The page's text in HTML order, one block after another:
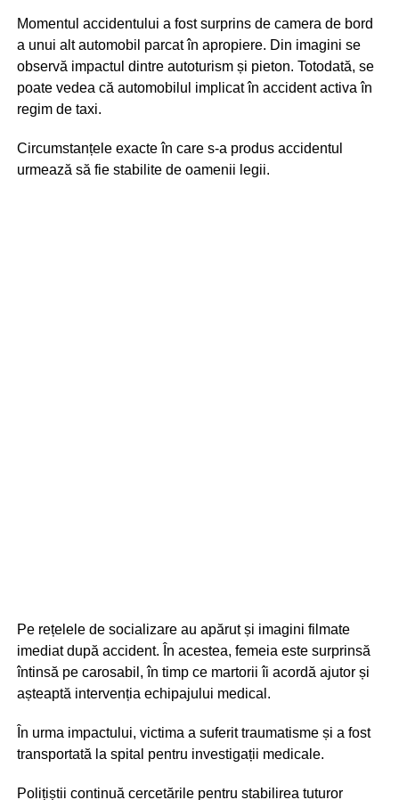
Momentul accidentului a fost surprins de camera de bord
a unui alt automobil parcat în apropiere. Din imagini se
observă impactul dintre autoturism și pieton. Totodată, se
poate vedea că automobilul implicat în accident activa în
regim de taxi.
Circumstanțele exacte în care s-a produs accidentul
urmează să fie stabilite de oamenii legii.
Pe rețelele de socializare au apărut și imagini filmate
imediat după accident. În acestea, femeia este surprinsă
întinsă pe carosabil, în timp ce martorii îi acordă ajutor și
așteaptă intervenția echipajului medical.
În urma impactului, victima a suferit traumatisme și a fost
transportată la spital pentru investigații medicale.
Polițiștii continuă cercetările pentru stabilirea tuturor